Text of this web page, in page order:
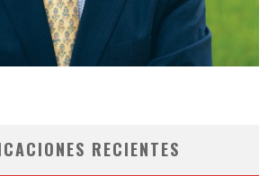
RECIENTES